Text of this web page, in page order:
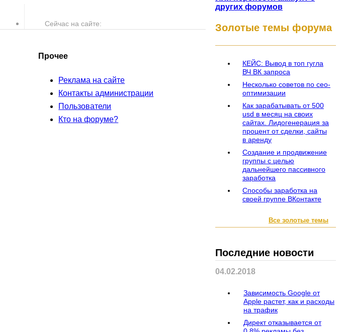
Сейчас на сайте:
Прочее
Реклама на сайте
Контакты администрации
Пользователи
Кто на форуме?
других форумов
Золотые темы форума
КЕЙС: Вывод в топ гугла
ВЧ ВК запроса
Несколько советов по сео-
оптимизации
Как зарабатывать от 500
usd в месяц на своих
сайтах. Лидогенерация за
процент от сделки, сайты
в аренду
Создание и продвижение
группы с целью
дальнейшего пассивного
заработка
Способы заработка на
своей группе ВКонтакте
Все золотые темы
Последние новости
04.02.2018
Зависимость Google от
Apple растет, как и расходы
на трафик
Директ отказывается от